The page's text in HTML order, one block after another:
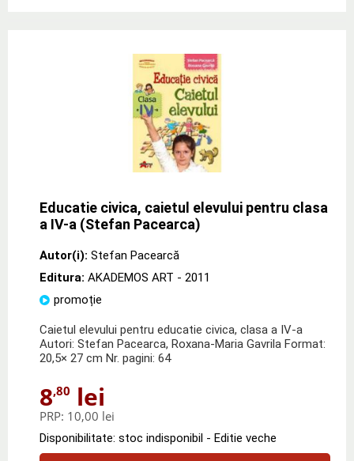
Educatie civica, caietul elevului pentru clasa
a IV-a (Stefan Pacearca)
Autor(i): Stefan Pacearcă
Editura: AKADEMOS ART - 2011
promoție
Caietul elevului pentru educatie civica, clasa a IV-a
Autori: Stefan Pacearca, Roxana-Maria Gavrila Format:
20,5× 27 cm Nr. pagini: 64
8,80 lei
PRP: 10,00 lei
Disponibilitate: stoc indisponibil - Editie veche